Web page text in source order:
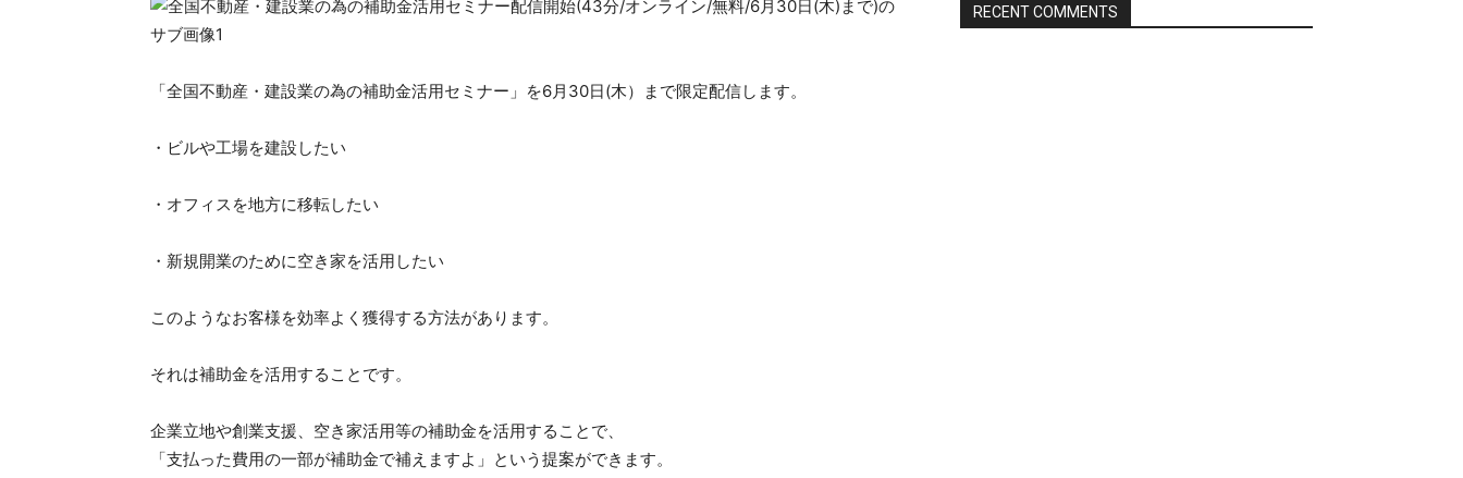
「全国不動産・建設業の為の補助金活用セミナー」を6月30日(木）まで限定配信します。
・ビルや工場を建設したい
・オフィスを地方に移転したい
・新規開業のために空き家を活用したい
このようなお客様を効率よく獲得する方法があります。
それは補助金を活用することです。
企業立地や創業支援、空き家活用等の補助金を活用することで、
「支払った費用の一部が補助金で補えますよ」という提案ができます。
RECENT COMMENTS